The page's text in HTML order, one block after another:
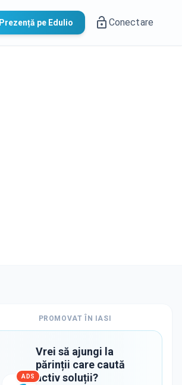
Prezență pe Edulio Conectare
PROMOVAT ÎN IASI
ADS
Vrei să ajungi la
părinții care caută
activ soluții?